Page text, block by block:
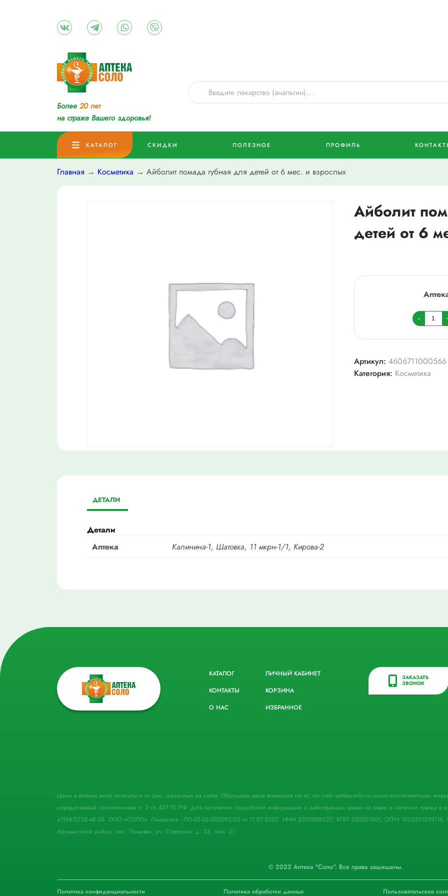
Более 20 лет
на страже Вашего здоровья!
КАТАЛОГ СКИДКИ ПОЛЕЗНОЕ ПРОФИЛЬ
Главная → Косметика → Айболит помада губная для детей от 6 мес. и взрослых
Айболит
детей от 6
-
товара
губная
для
Артикул: 4606711000566
Категория: Косметика
ДЕТАЛИ
Детали
Аптека
Калинина-1, Шатовка, 11 мкрн-1/1, Кирова-2
КАТАЛОГ
КОНТАКТЫ
О НАС
ЛИЧНЫЙ КАБИНЕТ
КОРЗИНА
ИЗБРАННОЕ
ЗАКАЗАТЬ
ЗВОНОК
Цены в аптеках могут отличаться от цен, указанных на сайте. Обращаем ваше внимание на то, что сайт apteka-solo.ru носит исключительно
определяемой положениями п. 2 ст. 437 ГК РФ. Для получения подробной информации о действующих ценах на товар и наличии товара в
+7(987)755-48-55. ООО «СОЛО». Лицензия - ЛО-52-02-000097/22 от 11.07.2022. ИНН 5202008227; КПП 520201001; ОГРН 1025201339118.
Арзамасский район, пос. Ломовка, ул. Советская, д. 33, пом. 21.
© 2022 Аптека "Соло". Все права защищены.
Политика конфиденциальности Политика обработки данных Пользовательское